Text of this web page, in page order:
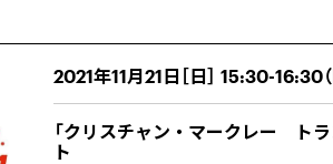
2021年11月21日［日］ 15:30-16:30
「クリスチャン・マークレー トラ
ト